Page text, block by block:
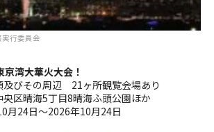
行委員会
湾大華火大会！
びその周辺 21ヶ所観覧会場あり
区晴海5丁目8晴海ふ頭公園ほか
月24日～2026年10月24日